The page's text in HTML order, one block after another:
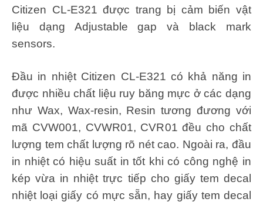
Citizen CL-E321 được trang bị cảm biến vật
liệu dạng Adjustable gap và black mark
sensors.
Đầu in nhiệt Citizen CL-E321 có khả năng in
được nhiều chất liệu ruy băng mực ở các dạng
như Wax, Wax-resin, Resin tương đương với
mã CVW001, CVWR01, CVR01 đều cho chất
lượng tem chất lượng rõ nét cao. Ngoài ra, đầu
in nhiệt có hiệu suất in tốt khi có công nghệ in
kép vừa in nhiệt trực tiếp cho giấy tem decal
nhiệt loại giấy có mực sẵn, hay giấy tem decal